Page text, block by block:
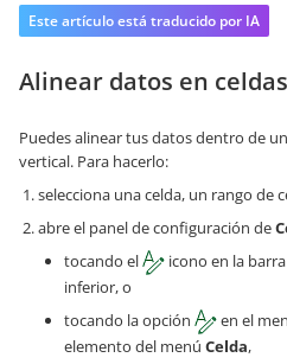
Este artículo está traducido por IA
Alinear datos en celdas
Puedes alinear tus datos dentro de
vertical. Para hacerlo:
selecciona una celda, un rango de
abre el panel de configuración de
tocando el
icono en la
inferior, o
tocando la opción
en el
elemento del menú Celda,